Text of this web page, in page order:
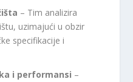
– Tim analizira
uzimajući u obzir
specifikacije i
i performansi –